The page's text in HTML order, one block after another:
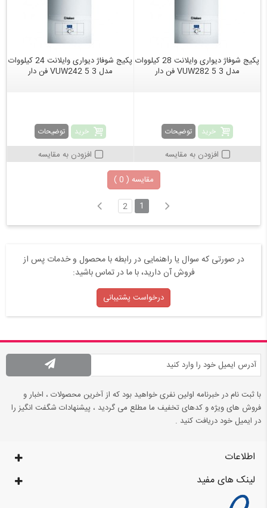
پکیج شوفاژ دیواری وایلانت 28 کیلووات
مدل 3 5 VUW282 فن دار
خرید توضیحات
افزودن به مقایسه
پکیج شوفاژ دیواری وایلانت 24 کیلووات
مدل VUW242 5 3 فن دار
خرید توضیحات
افزودن به مقایسه
مقایسه ( 0
)
1
2
در صورتی که سوال یا راهنمایی در رابطه با محصول و خدمات پس از
فروش آن دارید، با ما در تماس باشید:
درخواست پشتیبانی
با ثبت نام در خبرنامه اولین نفری خواهید بود که از آخرین محصولات ، اخبار و
فروش های ویژه و کدهای تخفیف ما مطلع می گردید ، پیشنهادات شگفت انگیز را
در ایمیل خود دریافت کنید .
اطلاعات
لینک های مفید